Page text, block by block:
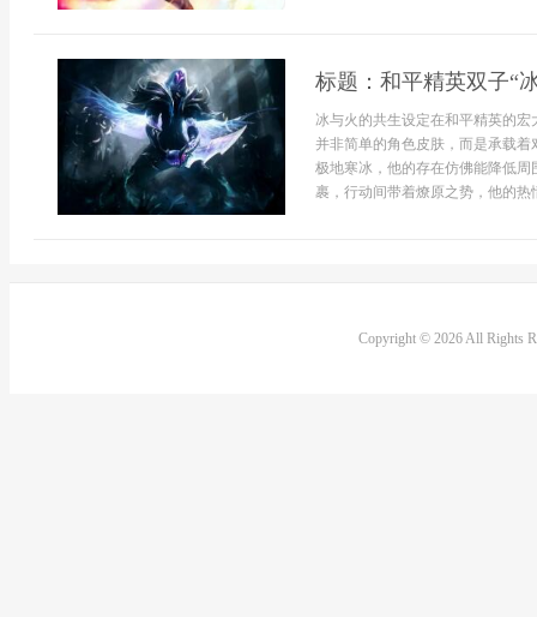
标题：和平精英双子“
冰与火的共生设定在和平精英的
并非简单的角色皮肤，而是承载
极地寒冰，他的存在仿佛能降低
裹，行动间带着燎原之势，他的
Copyright © 2026 All Rights